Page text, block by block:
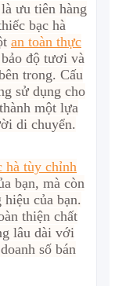
ưu tiên hàng
bạc hà
an toàn thực
độ tươi và
trong. Cấu
sử dụng cho
một lựa
di chuyển.
hà tùy chỉnh
bạn, mà còn
của bạn.
thiện chất
lâu dài với
số bán